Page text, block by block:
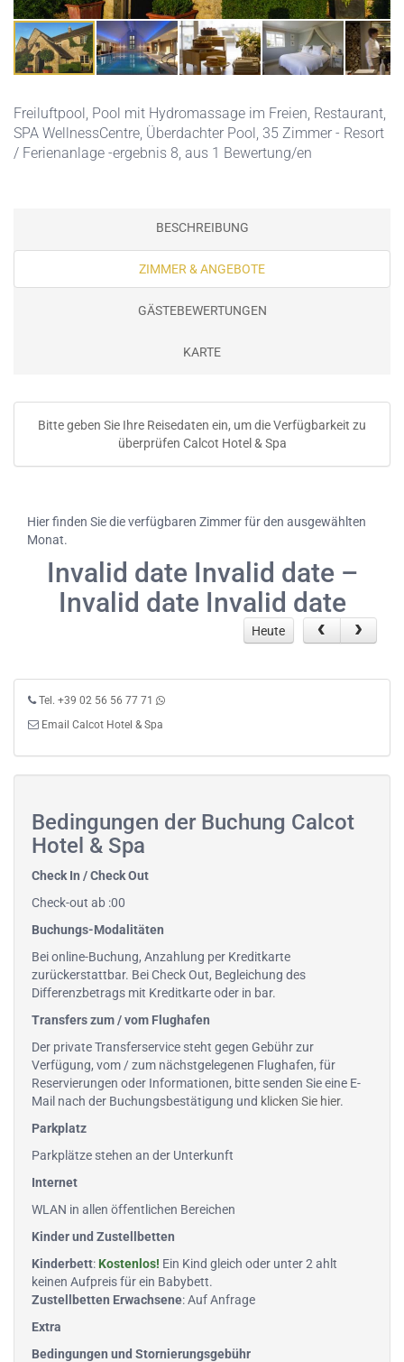
Freiluftpool, Pool mit Hydromassage im Freien, Restaurant,
SPA WellnessCentre, Überdachter Pool, 35 Zimmer - Resort
/ Ferienanlage -ergebnis 8, aus 1 Bewertung/en
BESCHREIBUNG
ZIMMER & ANGEBOTE
GÄSTEBEWERTUNGEN
KARTE
Bitte geben Sie Ihre Reisedaten ein, um die Verfügbarkeit zu
überprüfen Calcot Hotel & Spa
Hier finden Sie die verfügbaren Zimmer für den ausgewählten
Monat.
Invalid date Invalid date –
Invalid date Invalid date
Heute
Tel. +39 02 56 56 77 71
Email Calcot Hotel & Spa
Bedingungen der Buchung Calcot
Hotel & Spa
Check In / Check Out
Check-out ab :00
Buchungs-Modalitäten
Bei online-Buchung, Anzahlung per Kreditkarte
zurückerstattbar. Bei Check Out, Begleichung des
Differenzbetrags mit Kreditkarte oder in bar.
Transfers zum / vom Flughafen
Der private Transferservice steht gegen Gebühr zur
Verfügung, vom / zum nächstgelegenen Flughafen, für
Reservierungen oder Informationen, bitte senden Sie eine E-
Mail nach der Buchungsbestätigung und klicken Sie hier.
Parkplatz
Parkplätze stehen an der Unterkunft
Internet
WLAN in allen öffentlichen Bereichen
Kinder und Zustellbetten
Kinderbett: Kostenlos! Ein Kind gleich oder unter 2 ahlt
keinen Aufpreis für ein Babybett.
Zustellbetten Erwachsene: Auf Anfrage
Extra
Bedingungen und Stornierungsgebühr